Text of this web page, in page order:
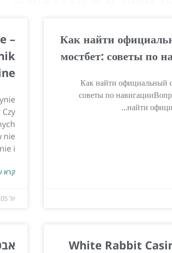
Как найти
мостбет: советы по
Как найти официальный
советы по
найти
–
nie
i...
קרא
יול 05, 2026
White Rabbit